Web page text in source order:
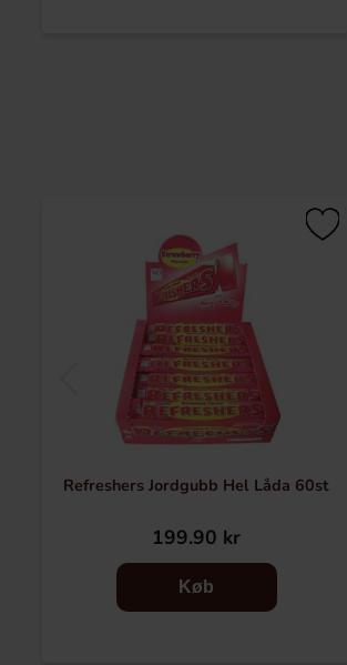
Refreshers Jordgubb Hel Låda 60st
199.90 kr
Køb